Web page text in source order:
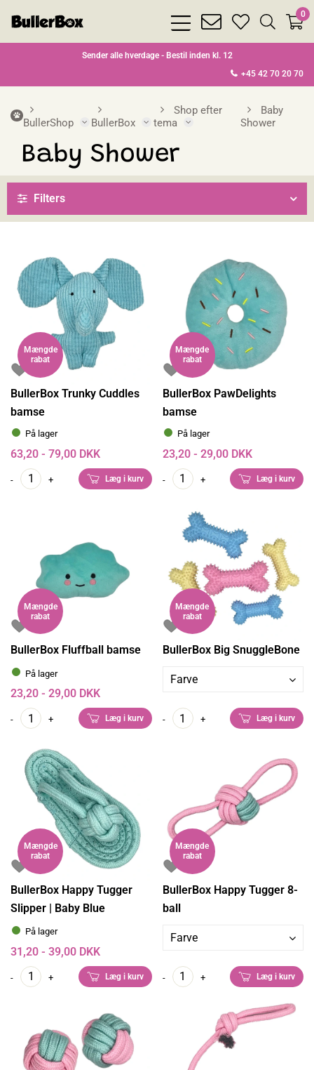
bars
light
envelope
heart
search
0
Sender alle hverdage - Bestil inden kl. 12
+45 42 70 20 70
BullerShop BullerBox
Shop efter
tema
Baby
Shower
Baby Shower
Filters
Mængde
rabat
BullerBox Trunky Cuddles
bamse
På lager
63,20 - 79,00 DKK
- + Læg i kurv
Mængde
rabat
BullerBox PawDelights
bamse
På lager
23,20 - 29,00 DKK
- + Læg i kurv
Mængde
rabat
BullerBox Fluffball bamse
På lager
23,20 - 29,00 DKK
- + Læg i kurv
Mængde
rabat
BullerBox Big SnuggleBone
Farve
- + Læg i kurv
Mængde
rabat
BullerBox Happy Tugger
Slipper | Baby Blue
På lager
31,20 - 39,00 DKK
- + Læg i kurv
Mængde
rabat
BullerBox Happy Tugger 8-
ball
Farve
- + Læg i kurv